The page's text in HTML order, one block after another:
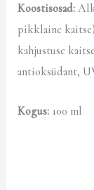
Koostisosad:
pikklaine
kahjustuse
antioksüdant,
Kogus: 100 ml